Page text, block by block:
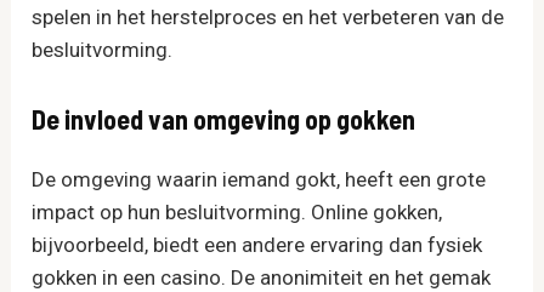
spelen in het herstelproces en het verbeteren van de
besluitvorming.
De invloed van omgeving op gokken
De omgeving waarin iemand gokt, heeft een grote
impact op hun besluitvorming. Online gokken,
bijvoorbeeld, biedt een andere ervaring dan fysiek
gokken in een casino. De anonimiteit en het gemak